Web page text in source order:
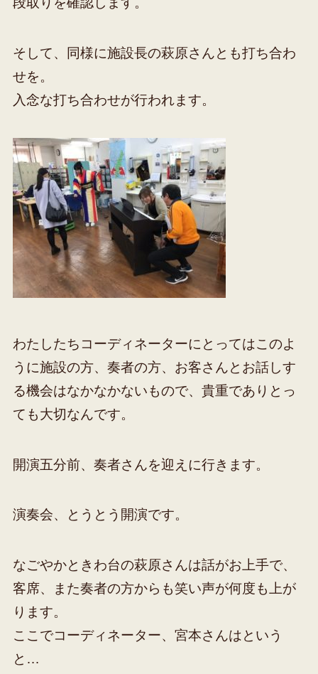
そして、同様に施設長の萩原さんとも打ち合わ
せを。
入念な打ち合わせが行われます。
わたしたちコーディネーターにとってはこのよ
うに施設の方、奏者の方、お客さんとお話しす
る機会はなかなかないもので、貴重でありとっ
ても大切なんです。
開演五分前、奏者さんを迎えに行きます。
演奏会、とうとう開演です。
なごやかときわ台の萩原さんは話がお上手で、
客席、また奏者の方からも笑い声が何度も上が
ります。
ここでコーディネーター、宮本さんはという
と…